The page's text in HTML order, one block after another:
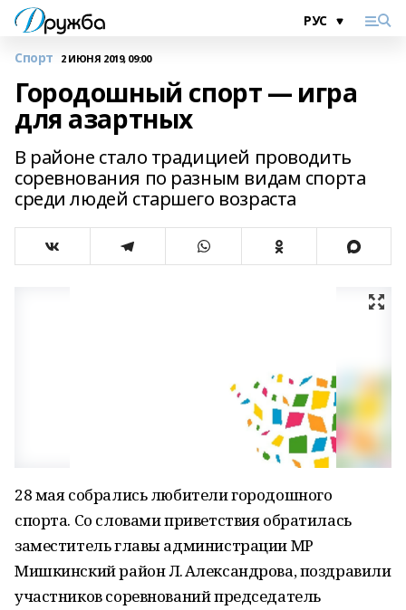
Спорт 2 ИЮНЯ 2019, 09:00
Городошный спорт — игра
для азартных
В районе стало традицией проводить
соревнования по разным видам спорта
среди людей старшего возраста
28 мая собрались любители городошного
спорта. Со словами приветствия обратилась
заместитель главы администрации МР
Мишкинский район Л. Александрова, поздравили
участников соревнований председатель